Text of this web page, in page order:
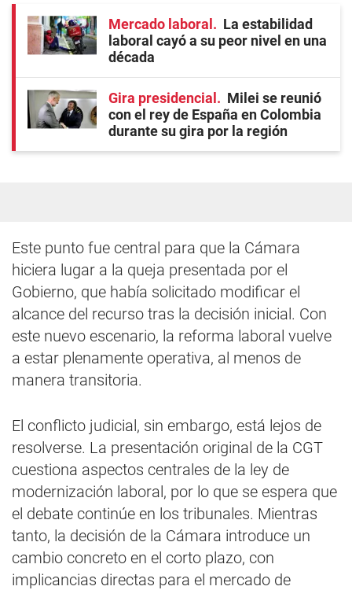
Mercado laboral
La estabilidad
laboral cayó a su peor nivel en una
década
Gira presidencial
Milei se reunió
con el rey de España en Colombia
durante su gira por la región
Este punto fue central para que la Cámara
hiciera lugar a la queja presentada por el
Gobierno, que había solicitado modificar el
alcance del recurso tras la decisión inicial. Con
este nuevo escenario, la reforma laboral vuelve
a estar plenamente operativa, al menos de
manera transitoria.
El conflicto judicial, sin embargo, está lejos de
resolverse. La presentación original de la CGT
cuestiona aspectos centrales de la ley de
modernización laboral, por lo que se espera que
el debate continúe en los tribunales. Mientras
tanto, la decisión de la Cámara introduce un
cambio concreto en el corto plazo, con
implicancias directas para el mercado de